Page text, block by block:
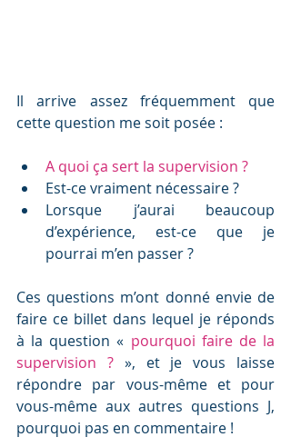
Il arrive assez fréquemment que
cette question me soit posée :
A quoi ça sert la supervision ?
Est-ce vraiment nécessaire ?
Lorsque j’aurai beaucoup
d’expérience, est-ce que je
pourrai m’en passer ?
Ces questions m’ont donné envie de
faire ce billet dans lequel je réponds
à la question « pourquoi faire de la
supervision ? », et je vous laisse
répondre par vous-même et pour
vous-même aux autres questions J,
pourquoi pas en commentaire !